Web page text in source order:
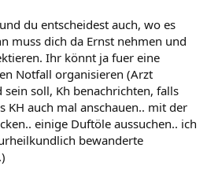
du entscheidest auch, wo es
muss dich da Ernst nehmen und
Ihr könnt ja fuer eine
Notfall organisieren (Arzt
sein soll, Kh benachrichten, falls
KH auch mal anschauen.. mit der
einige Duftöle aussuchen.. ich
bewanderte